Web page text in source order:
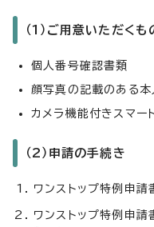
（1）ご用意いただくも
個人番号確認書類
顔写真の記載のある本
カメラ機能付きスマー
（2）申請の手続き
ワンストップ特例申
ワンストップ特例申請